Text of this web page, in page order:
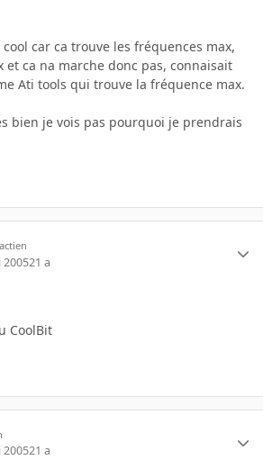
car ca trouve les fréquences max,
et ca na marche donc pas, connaisait
Ati tools qui trouve la fréquence max.
bien je vois pas pourquoi je prendrais
200521 a
CoolBit
200521 a